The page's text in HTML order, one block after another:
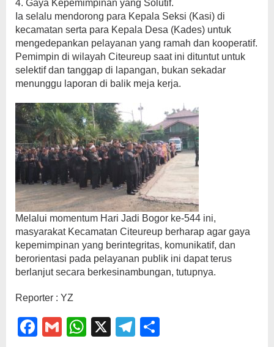
​4. Gaya Kepemimpinan yang Solutif.
​Ia selalu mendorong para Kepala Seksi (Kasi) di
kecamatan serta para Kepala Desa (Kades) untuk
mengedepankan pelayanan yang ramah dan kooperatif.
Pemimpin di wilayah Citeureup saat ini dituntut untuk
selektif dan tanggap di lapangan, bukan sekadar
menunggu laporan di balik meja kerja.
​Melalui momentum Hari Jadi Bogor ke-544 ini,
masyarakat Kecamatan Citeureup berharap agar gaya
kepemimpinan yang berintegritas, komunikatif, dan
berorientasi pada pelayanan publik ini dapat terus
berlanjut secara berkesinambungan, tutupnya.
Reporter : YZ
Facebook
Gmail
WhatsApp
X Telegram